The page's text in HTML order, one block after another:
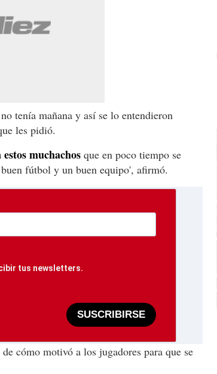
tenía mañana y así se lo entendieron
les pidió.
muchachos que en poco tiempo se
fútbol y un buen equipo', afirmó.
tus newsletters.
SUSCRIBIRSE
cómo motivó a los jugadores para que se